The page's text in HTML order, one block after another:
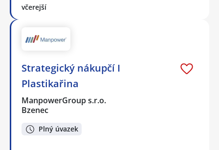
včerejší
Strategický nákupčí I
Plastikařina
ManpowerGroup s.r.o.
Bzenec
Plný úvazek